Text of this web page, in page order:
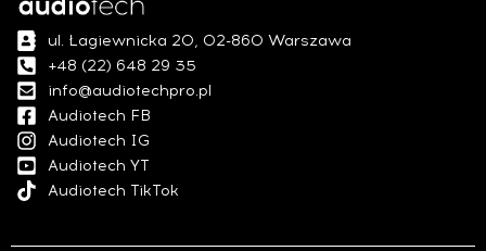
ul. Łagiewnicka 20, 02-860 Warszawa
+48 (22) 648 29 35
info@audiotechpro.pl
Audiotech FB
Audiotech IG
Audiotech YT
Audiotech TikTok